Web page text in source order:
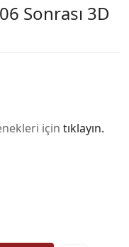
Sonrası 3D
için tıklayın.